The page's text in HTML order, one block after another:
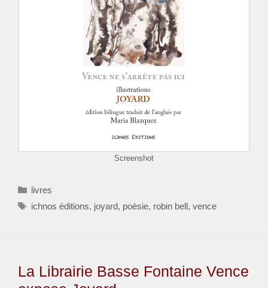
Screenshot
Catégories
livres
Étiquettes
ichnos éditions, joyard, poèsie, robin bell, vence
La Librairie Basse Fontaine Vence